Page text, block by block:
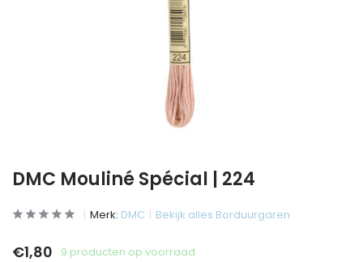
DMC Mouliné Spécial | 224
Merk: DMC Bekijk alles Borduurgaren
€1,80 9 producten op voorraad